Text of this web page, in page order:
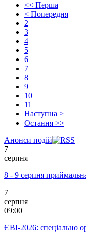
<< Перша
< Попередня
2
3
4
5
6
7
8
9
10
11
Наступна >
Остання >>
Анонси подій
7
серпня
8 - 9 серпня
7
серпня
09:00
ЄВІ-2026: спеціально